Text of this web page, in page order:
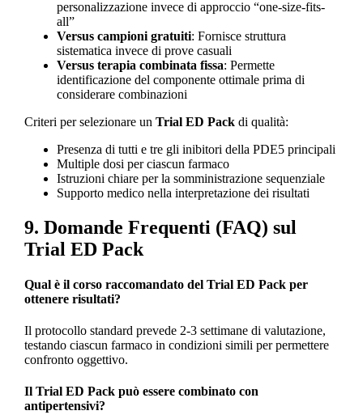
personalizzazione invece di approccio “one-size-fits-
all”
Versus campioni gratuiti: Fornisce struttura
sistematica invece di prove casuali
Versus terapia combinata fissa: Permette
identificazione del componente ottimale prima di
considerare combinazioni
Criteri per selezionare un Trial ED Packdi qualità:
Presenza di tutti e tre gli inibitori della PDE5 principali
Multiple dosi per ciascun farmaco
Istruzioni chiare per la somministrazione sequenziale
Supporto medico nella interpretazione dei risultati
9. Domande Frequenti (FAQ) sul
Trial ED Pack
Qual è il corso raccomandato del Trial ED Pack per
ottenere risultati?
Il protocollo standard prevede 2-3 settimane di valutazione,
testando ciascun farmaco in condizioni simili per permettere
confronto oggettivo.
Il Trial ED Pack può essere combinato con
antipertensivi?